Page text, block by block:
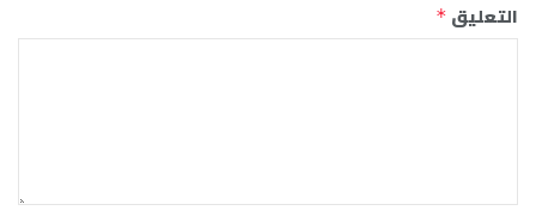
التعليق *